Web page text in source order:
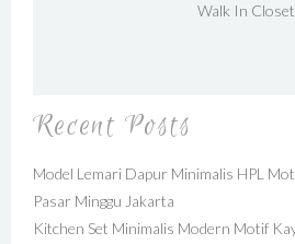
Walk In Closet
Recent Posts
Model Lemari Dapur Minimalis HPL
Pasar Minggu Jakarta
Kitchen Set Minimalis Modern Motif